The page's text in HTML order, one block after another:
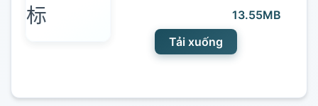
13.55MB
Tải xuống